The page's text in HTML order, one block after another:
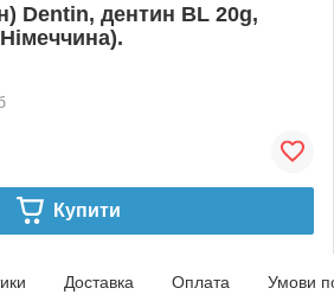
Dentin, дентин BL 20g,
Купити
Доставка Оплата Умови